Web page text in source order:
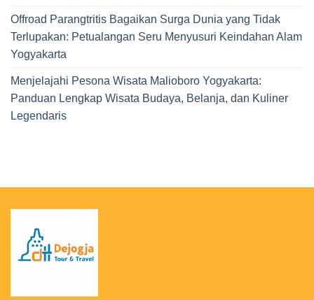
Offroad Parangtritis Bagaikan Surga Dunia yang Tidak
Terlupakan: Petualangan Seru Menyusuri Keindahan Alam
Yogyakarta
Menjelajahi Pesona Wisata Malioboro Yogyakarta:
Panduan Lengkap Wisata Budaya, Belanja, dan Kuliner
Legendaris